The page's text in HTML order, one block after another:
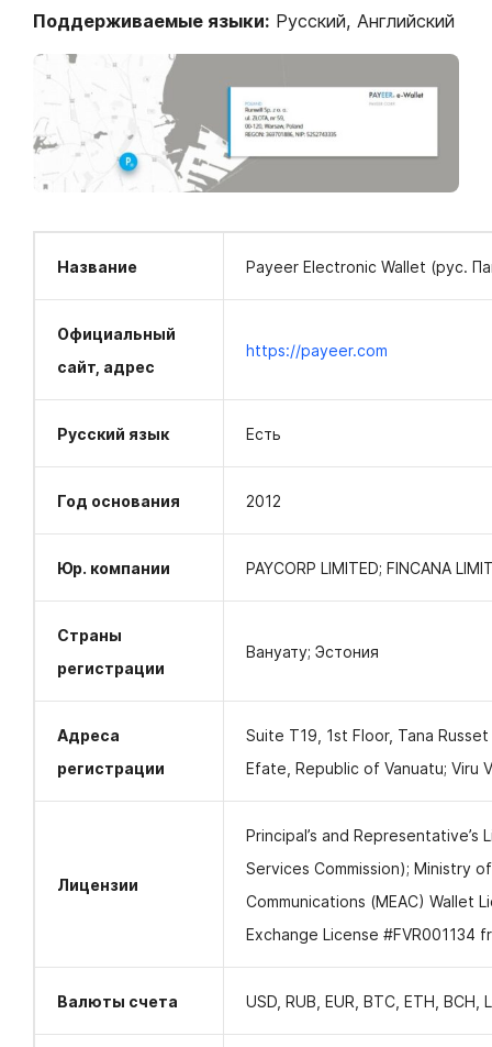
Поддерживаемые языки: Русский, Английский
Название Payeer Electronic Wallet (рус.
Официальный
сайт, адрес
https://payeer.com
Русский язык Есть
Год основания 2012
Юр. компании PAYCORP LIMITED; FINCANA
Страны
регистрации
Вануату; Эстония
Адреса
регистрации
Suite T19, 1st Floor, Tana
Efate, Republic of Vanuatu; Viru
Лицензии
Principal’s and Representative’s
Services Commission); Ministry
Communications (MEAC) Wallet
Exchange License #FVR001134
Валюты счета USD, RUB, EUR, BTC, ETH, BCH,